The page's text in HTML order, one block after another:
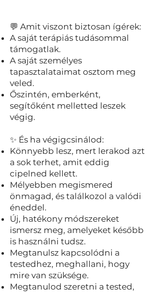
💬 Amit viszont biztosan ígérek:
A saját terápiás tudásommal
támogatlak.
A saját személyes
tapasztalataimat osztom meg
veled.
Őszintén, emberként,
segítőként melletted leszek
végig.
✨ És ha végigcsinálod:
Könnyebb lesz, mert lerakod azt
a sok terhet, amit eddig
cipelned kellett.
Mélyebben megismered
önmagad, és találkozol a valódi
éneddel.
Új, hatékony módszereket
ismersz meg, amelyeket később
is használni tudsz.
Megtanulsz kapcsolódni a
testedhez, meghallani, hogy
mire van szüksége.
Megtanulod szeretni a tested,